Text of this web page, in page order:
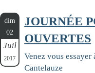
dim
02
Juil
2017
JOURNÉE
OUVERTES
Venez vous
Cantelauze